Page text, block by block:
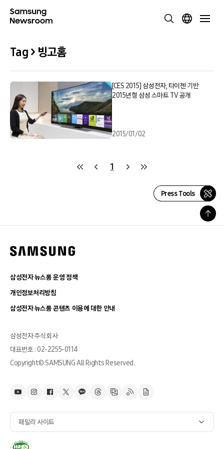
Tag > 빙고홈
[CES 2015] 삼성전자, 타이젠 기반
2015년형 삼성 스마트 TV 공개
2015/01/02
1
Press Tools
삼성전자 뉴스룸 운영 정책
개인정보처리방침
삼성전자 뉴스룸 콘텐츠 이용에 대한 안내
삼성전자 주식회사
대표번호 : 02-2255-0114
Copyright© SAMSUNG All Rights Reserved.
패밀리 사이트